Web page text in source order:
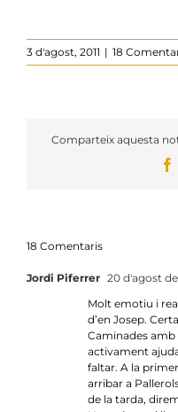
3 d'agost, 2011 | 18
Comparteix aquesta
18 Comentaris
Jordi Piferrer 20 d'agost de
Molt emotiu i
d’en Josep.
Caminades amb
activament
faltar. A la
arribar a
de la tarda,